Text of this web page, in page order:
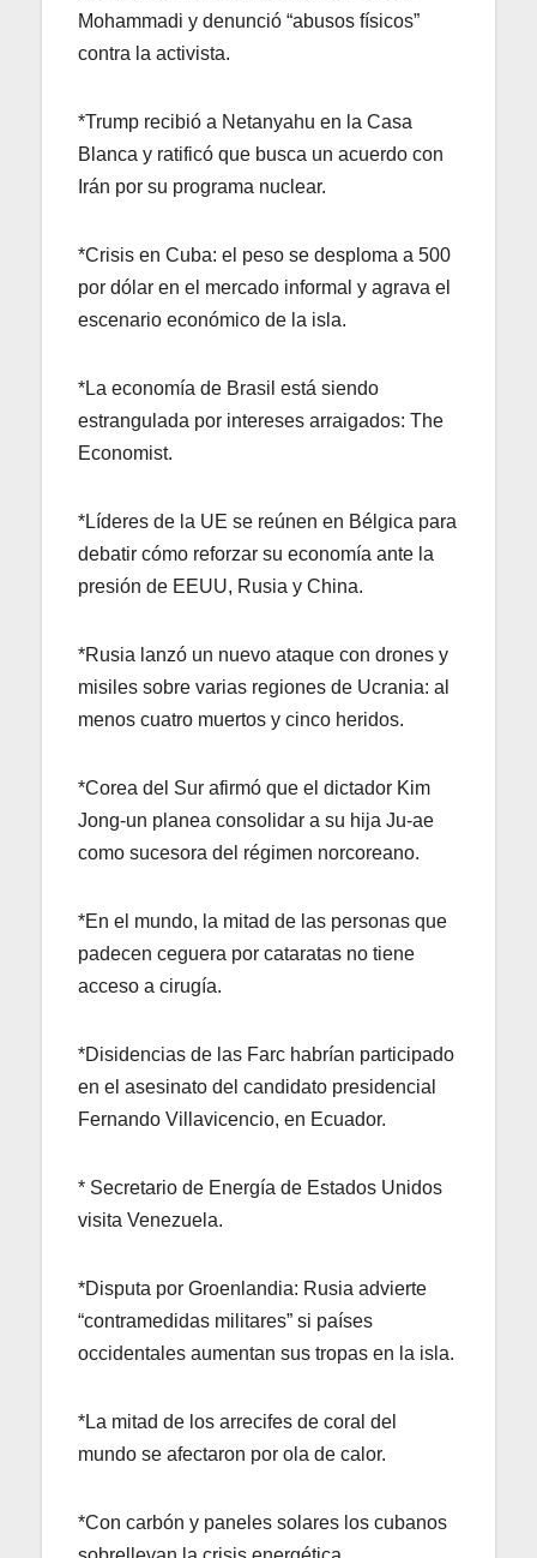
Mohammadi y denunció “abusos físicos”
contra la activista.
*Trump recibió a Netanyahu en la Casa
Blanca y ratificó que busca un acuerdo con
Irán por su programa nuclear.
*Crisis en Cuba: el peso se desploma a 500
por dólar en el mercado informal y agrava el
escenario económico de la isla.
*La economía de Brasil está siendo
estrangulada por intereses arraigados: The
Economist.
*Líderes de la UE se reúnen en Bélgica para
debatir cómo reforzar su economía ante la
presión de EEUU, Rusia y China.
*Rusia lanzó un nuevo ataque con drones y
misiles sobre varias regiones de Ucrania: al
menos cuatro muertos y cinco heridos.
*Corea del Sur afirmó que el dictador Kim
Jong-un planea consolidar a su hija Ju-ae
como sucesora del régimen norcoreano.
*En el mundo, la mitad de las personas que
padecen ceguera por cataratas no tiene
acceso a cirugía.
*Disidencias de las Farc habrían participado
en el asesinato del candidato presidencial
Fernando Villavicencio, en Ecuador.
* Secretario de Energía de Estados Unidos
visita Venezuela.
*Disputa por Groenlandia: Rusia advierte
“contramedidas militares” si países
occidentales aumentan sus tropas en la isla.
*La mitad de los arrecifes de coral del
mundo se afectaron por ola de calor.
*Con carbón y paneles solares los cubanos